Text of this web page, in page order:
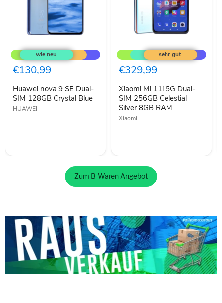
nova
9
SE
Dual-
128GB
Crystal
Blue
€130,99
Huawei nova 9 SE Dual-
SIM 128GB Crystal Blue
HUAWEI
Mi
11i
5G
Dual-
256GB
Celestial
Silver
8GB
RAM
€329,99
Xiaomi Mi 11i 5G Dual-
SIM 256GB Celestial
Silver 8GB RAM
Xiaomi
Zum B-Waren Angebot